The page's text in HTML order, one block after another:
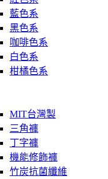
藍色系
黑色系
咖啡色系
白色系
柑橘色系
MIT台灣製
三角褲
丁字褲
機能修飾褲
竹炭抗菌纖維